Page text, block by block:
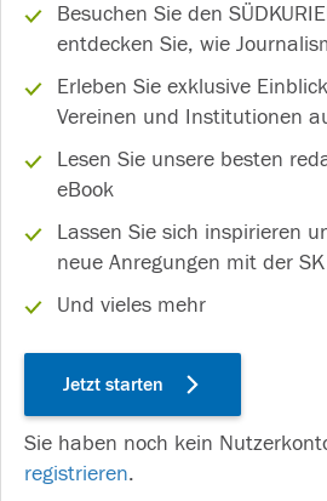
Besuchen Sie den
entdecken Sie, wie
Erleben Sie exklusive
Vereinen und Institutionen
Lesen Sie unsere besten
eBook
Lassen Sie sich inspirieren
neue Anregungen mit der
Und vieles mehr
Jetzt starten
Sie haben noch kein
registrieren.